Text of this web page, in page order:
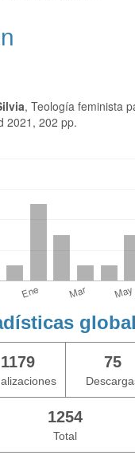
, Teología feminista
2021, 202 pp.
1179 75
1254
Total